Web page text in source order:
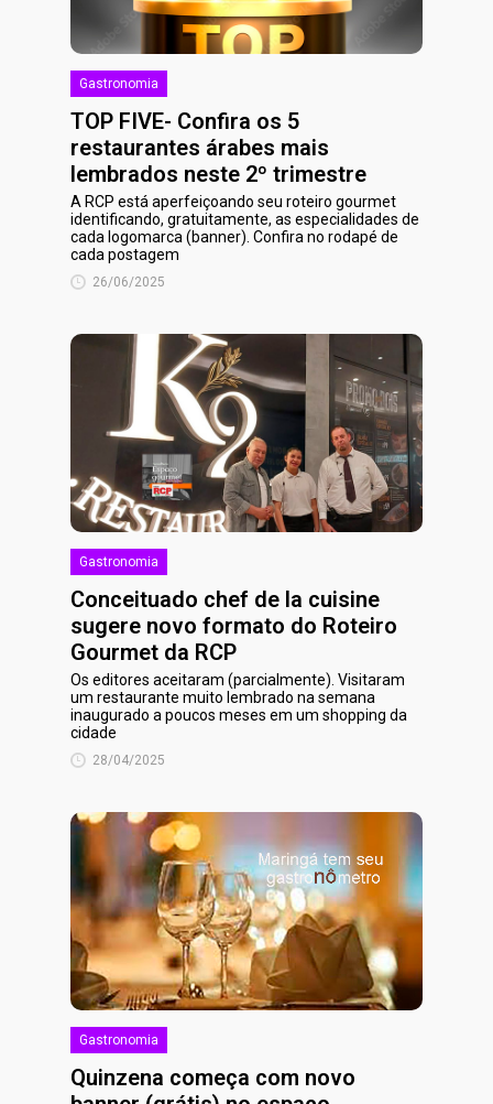
Gastronomia
TOP FIVE- Confira os 5
restaurantes árabes mais
lembrados neste 2º trimestre
A RCP está aperfeiçoando seu roteiro gourmet
identificando, gratuitamente, as especialidades de
cada logomarca (banner). Confira no rodapé de
cada postagem
26/06/2025
Gastronomia
Conceituado chef de la cuisine
sugere novo formato do Roteiro
Gourmet da RCP
Os editores aceitaram (parcialmente). Visitaram
um restaurante muito lembrado na semana
inaugurado a poucos meses em um shopping da
cidade
28/04/2025
Gastronomia
Quinzena começa com novo